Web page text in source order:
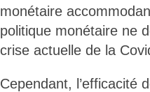
monétaire
politique monétaire ne
crise actuelle de la
Cependant, l’efficacité